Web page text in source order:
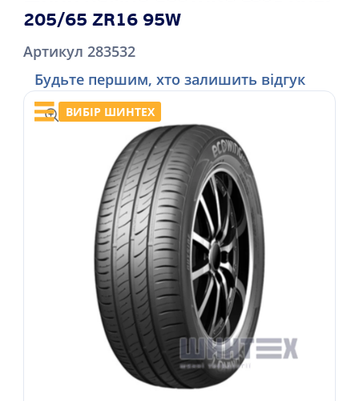
205/65 ZR16 95W
Артикул 283532
Будьте першим, хто залишить відгук
ВИБІР ШИНТЕХ